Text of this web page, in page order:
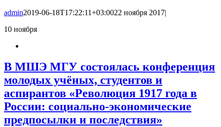
admin2019-06-18T17:22:11+03:0022 ноября 2017|
10 ноября
В МШЭ МГУ состоялась конференция
молодых учёных, студентов и
аспирантов «Революция 1917 года в
России: социально-экономические
предпосылки и последствия»